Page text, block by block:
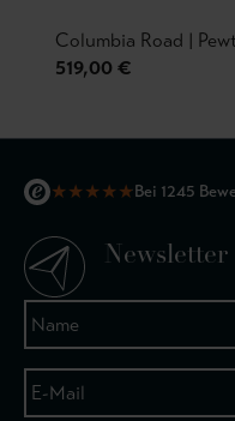
Columbia Road |
519,00 €
★★★★★Bei 1245
Newsletter